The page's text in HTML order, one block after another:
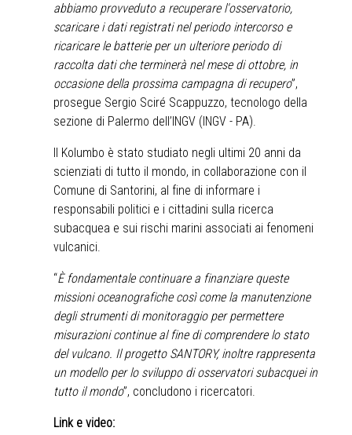
abbiamo provveduto a recuperare l'osservatorio,
scaricare i dati registrati nel periodo intercorso e
ricaricare le batterie per un ulteriore periodo di
raccolta dati che terminerà nel mese di ottobre, in
occasione della prossima campagna di recupero”,
prosegue Sergio Sciré Scappuzzo, tecnologo della
sezione di Palermo dell’INGV (INGV - PA).
Il Kolumbo è stato studiato negli ultimi 20 anni da
scienziati di tutto il mondo, in collaborazione con il
Comune di Santorini, al fine di informare i
responsabili politici e i cittadini sulla ricerca
subacquea e sui rischi marini associati ai fenomeni
vulcanici.
“È fondamentale continuare a finanziare queste
missioni oceanografiche così come la manutenzione
degli strumenti di monitoraggio per permettere
misurazioni continue al fine di comprendere lo stato
del vulcano. Il progetto SANTORY, inoltre rappresenta
un modello per lo sviluppo di osservatori subacquei in
tutto il mondo”, concludono i ricercatori.
Link e video: